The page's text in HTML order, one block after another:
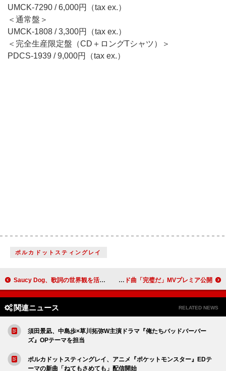
UMCK-7290 / 6,000円（tax ex.）
＜通常盤＞
UMCK-1808 / 3,300円（tax ex.）
＜完全生産限定盤（CD＋ロングTシャツ）＞
PDCS-1939 / 9,000円（tax ex.）
ポルカドットスティングレイ
Saucy Dog、歌詞の世界観を活かした「エデンの部屋」MV公開 LEX、ニューAL『Original』リリース＆リード曲「完璧だ」MVプレミア公開
関連ニュース RELATED NEWS
須田景凪、中島歩×草川拓弥W主演ドラマ『俺たちバッドバーバー
ズ』OPテーマを担当
ポルカドットスティングレイ、アニメ『ポケットモンスター』EDテ
ーマの新曲「ねてもさめても」配信開始